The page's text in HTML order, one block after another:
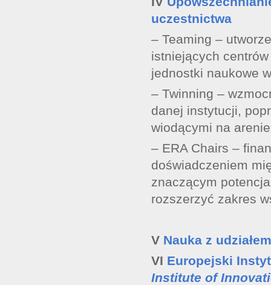
uczestnictwa
– Teaming –
istniejących
jednostki naukowe
– Twinning –
danej instytucji,
wiodącymi na
– ERA Chairs –
doświadczeniem
znaczącym
rozszerzyć zakres
V Nauka z
VI Europejski
Institute of